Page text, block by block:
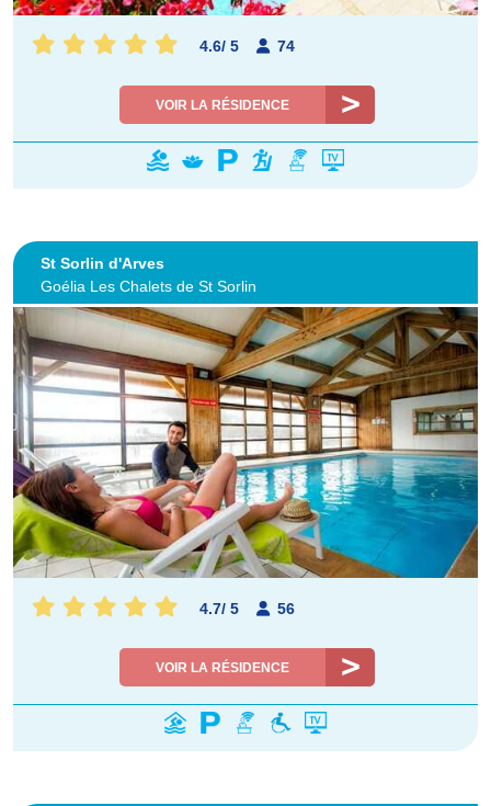
4.6/ 5 74
VOIR LA RÉSIDENCE
St Sorlin d'Arves
Goélia Les Chalets de St Sorlin
4.7/ 5 56
VOIR LA RÉSIDENCE